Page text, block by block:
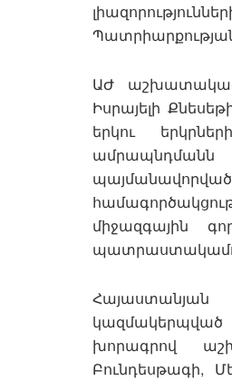
ԱԺ
Իսրայելի
երկու
ամրապնդմանն
միջազգային
խորագրով
Բունդեսթագի,